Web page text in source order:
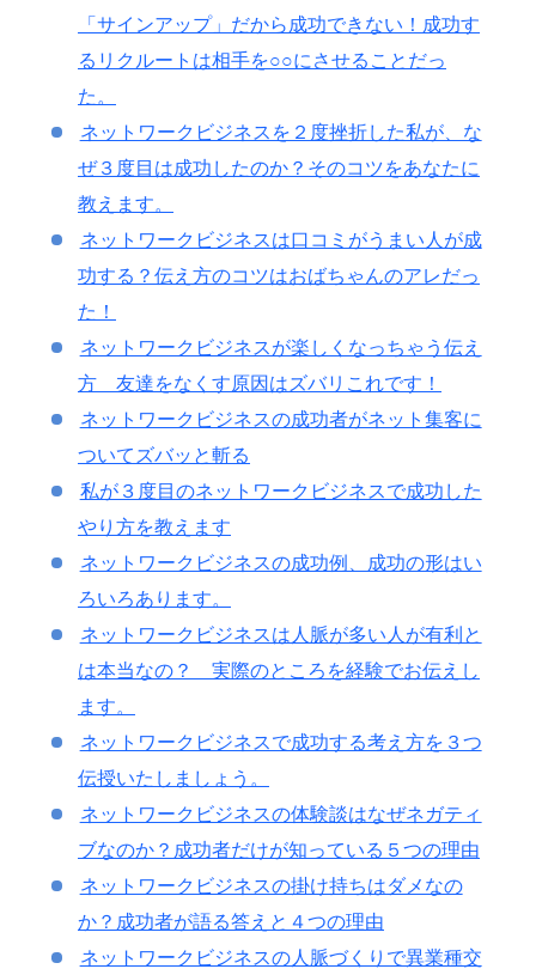
「サインアップ」だから成功できない！成功す
るリクルートは相手を○○にさせることだっ
た。
ネットワークビジネスを２度挫折した私が、な
ぜ３度目は成功したのか？そのコツをあなたに
教えます。
ネットワークビジネスは口コミがうまい人が成
功する？伝え方のコツはおばちゃんのアレだっ
た！
ネットワークビジネスが楽しくなっちゃう伝え
方 友達をなくす原因はズバリこれです！
ネットワークビジネスの成功者がネット集客に
ついてズバッと斬る
私が３度目のネットワークビジネスで成功した
やり方を教えます
ネットワークビジネスの成功例、成功の形はい
ろいろあります。
ネットワークビジネスは人脈が多い人が有利と
は本当なの？ 実際のところを経験でお伝えし
ます。
ネットワークビジネスで成功する考え方を３つ
伝授いたしましょう。
ネットワークビジネスの体験談はなぜネガティ
ブなのか？成功者だけが知っている５つの理由
ネットワークビジネスの掛け持ちはダメなの
か？成功者が語る答えと４つの理由
ネットワークビジネスの人脈づくりで異業種交